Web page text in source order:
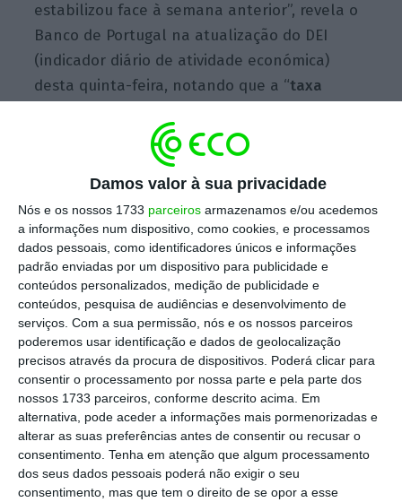
Damos valor à sua privacidade
Nós e os nossos 1733 parceiros armazenamos e/ou acedemos
a informações num dispositivo, como cookies, e processamos
dados pessoais, como identificadores únicos e informações
padrão enviadas por um dispositivo para publicidade e
conteúdos personalizados, medição de publicidade e
conteúdos, pesquisa de audiências e desenvolvimento de
serviços. Com a sua permissão, nós e os nossos parceiros
poderemos usar identificação e dados de geolocalização
precisos através da procura de dispositivos. Poderá clicar para
consentir o processamento por nossa parte e pela parte dos
nossos 1733 parceiros, conforme descrito acima. Em
alternativa, pode aceder a informações mais pormenorizadas e
alterar as suas preferências antes de consentir ou recusar o
consentimento. Tenha em atenção que algum processamento
dos seus dados pessoais poderá não exigir o seu
consentimento, mas que tem o direito de se opor a esse
estabilizou face à semana anterior”, revela o
Banco de Portugal na atualização do DEI
(indicador diário de atividade económica)
desta quinta-feira, notando que a “taxa
“. A taxa bienal esteve por curtos
períodos em terreno positivo, mas depois caiu
em julho, voltando agora a crescer.
Portugal na cauda da OCDE no regresso ao PIB pré-
Covid
Ler Mais
DEI volta a crescer na comparação
com acumulado de 2019 e 2020